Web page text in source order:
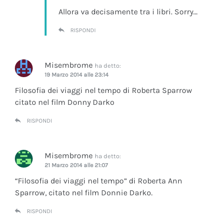
Allora va decisamente tra i libri. Sorry…
RISPONDI
Misembrome ha detto:
19 Marzo 2014 alle 23:14
Filosofia dei viaggi nel tempo di Roberta Sparrow
citato nel film Donny Darko
RISPONDI
Misembrome ha detto:
21 Marzo 2014 alle 21:07
“Filosofia dei viaggi nel tempo” di Roberta Ann
Sparrow, citato nel film Donnie Darko.
RISPONDI